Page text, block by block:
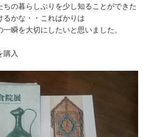
ちの暮らしぶりを少し知ることができた
るかな・・こればかりは
瞬を大切にしたいと思いました。
購入